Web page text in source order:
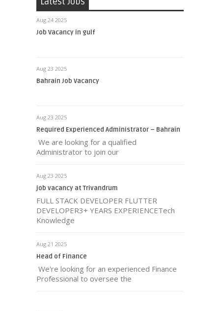
Aug 24 2025
Job Vacancy in gulf
Aug 23 2025
Bahrain Job Vacancy
Aug 23 2025
Required Experienced Administrator – Bahrain
We are looking for a qualified
Administrator to join our
Aug 23 2025
job vacancy at Trivandrum
FULL STACK DEVELOPER FLUTTER
DEVELOPER3+ YEARS EXPERIENCETech
Knowledge
Aug 21 2025
Head of Finance
We're looking for an experienced Finance
Professional to oversee the